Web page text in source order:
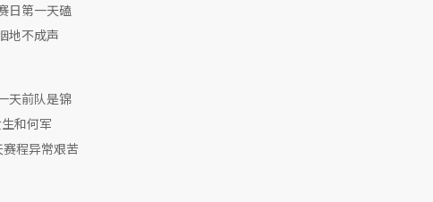
日第一天磕
地不成声
天前队是锦
和何军
程异常艰苦